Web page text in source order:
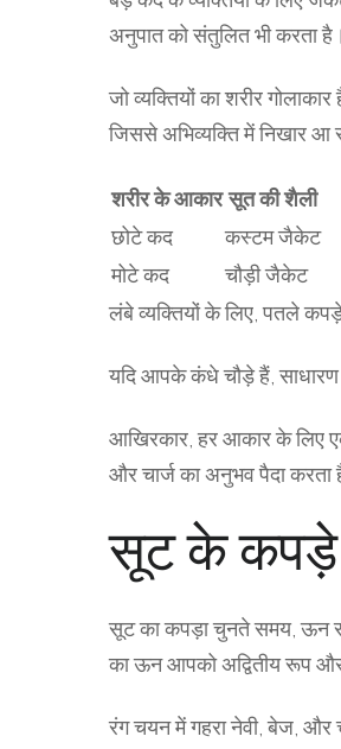
अनुपात को संतुलित भी करता
जो व्यक्तियों का शरीर
जिससे अभिव्यक्ति में निखार आ
शरीर के आकार सूत की शैली
छोटे कद
कस्टम जैकेट
मोटे कद
चौड़ी जैकेट
लंबे व्यक्तियों के लिए, पतले
यदि आपके कंधे चौड़े हैं,
आखिरकार, हर आकार के लिए
और चार्ज का अनुभव पैदा करता
सूट के कपड़े
सूट का कपड़ा चुनते समय, ऊन
का ऊन आपको अद्वितीय रूप
रंग चयन में गहरा नेवी, बेज, और